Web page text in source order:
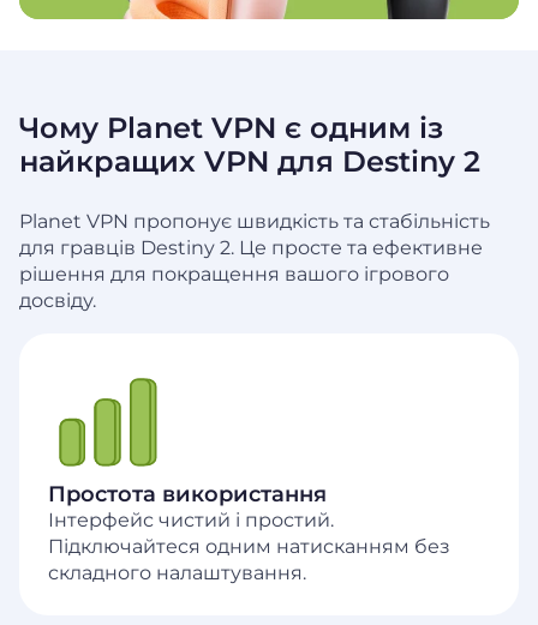
Чому Planet VPN є одним із
найкращих VPN для Destiny 2
Planet VPN пропонує швидкість та стабільність
для гравців Destiny 2. Це просте та ефективне
рішення для покращення вашого ігрового
досвіду.
Простота використання
Інтерфейс чистий і простий.
Підключайтеся одним натисканням без
складного налаштування.